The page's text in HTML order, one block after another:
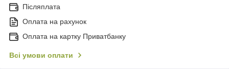
Післяплата
Оплата на рахунок
Оплата на картку Приватбанку
Всі умови оплати